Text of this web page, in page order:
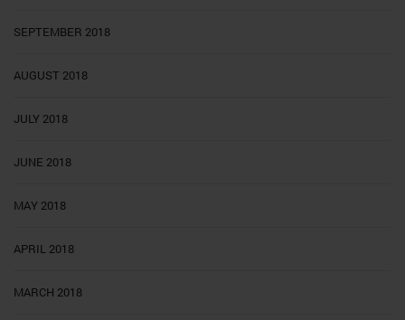
SEPTEMBER 2018
AUGUST 2018
JULY 2018
JUNE 2018
MAY 2018
APRIL 2018
MARCH 2018